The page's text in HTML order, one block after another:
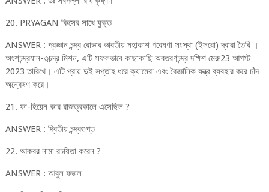
20. PRYAGAN কিসের সাথে যুক্ত
ANSWER : প্রজ্ঞান চন্দ্র রোভার ভারতীয় মহাকাশ গবেষণা সংস্থা (ইসরো) দ্বারা তৈরি ।
অংশচন্দ্রযান-৩চন্দ্র মিশন, এটি সফলভাবে কাছাকাছি অবতরণচন্দ্র দক্ষিণ মেরু23 আগস্ট
2023 তারিখে। এটি প্রায় দুই সপ্তাহ ধরে ক্যামেরা এবং বৈজ্ঞানিক যন্ত্র ব্যবহার করে চাঁদ
অন্বেষণ করে।
21. ফা-হিয়েন কার রাজত্বকালে এসেছিল ?
ANSWER : দ্বিতীয় চন্দ্রগুপ্ত
22. আকবর নামা রচয়িতা করেন ?
ANSWER : আবুল ফজল